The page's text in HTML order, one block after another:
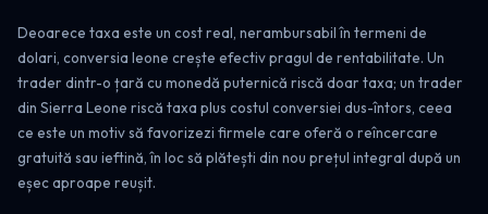
Deoarece taxa este un cost real, nerambursabil în termeni de
dolari, conversia leone crește efectiv pragul de rentabilitate. Un
trader dintr-o țară cu monedă puternică riscă doar taxa; un trader
din Sierra Leone riscă taxa plus costul conversiei dus-întors, ceea
ce este un motiv să favorizezi firmele care oferă o reîncercare
gratuită sau ieftină, în loc să plătești din nou prețul integral după un
eșec aproape reușit.